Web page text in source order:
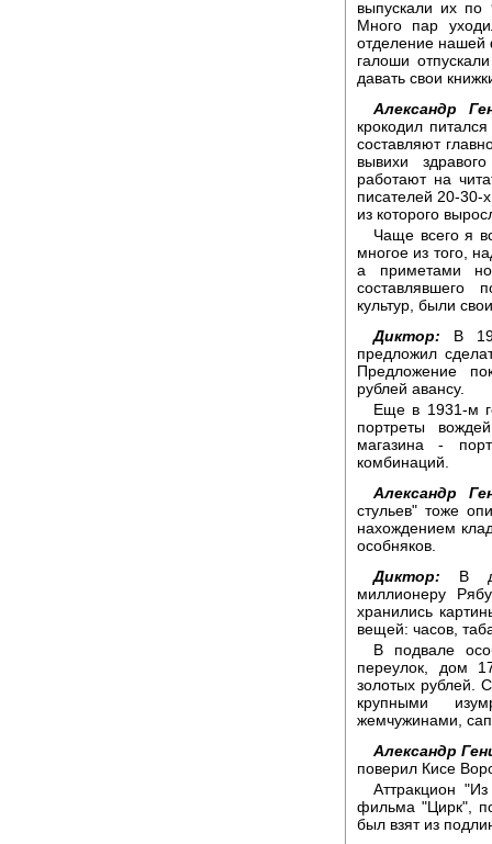
выпускали их
Много пар
отделение
галоши
давать свои
Александр
крокодил
составляют
вывихи
работают на
писателей 20-30-
из которого
Чаще всего я
многое из того,
а приметами
составлявшего
культур, были
Диктор: В
предложил
Предложение
рублей авансу.
Еще в 1931-м
портреты
магазина -
комбинаций.
Александр
стульев" тоже
нахождением
особняков.
Диктор: В
миллионеру
хранились
вещей: часов,
В подвале
переулок, дом
золотых рублей.
крупными
жемчужинами,
Александр
поверил Кисе
Аттракцион
фильма "Цирк",
был взят из